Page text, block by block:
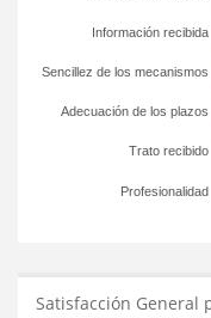
Información recibida
Sencillez de los mecanismos
Adecuación de los plazos
Trato recibido
Profesionalidad
Satisfacción General